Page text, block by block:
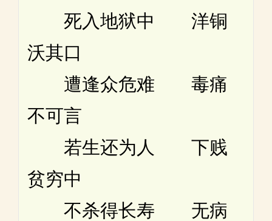
死入地狱中 洋铜
沃其口
遭逢众危难 毒痛
不可言
若生还为人 下贱
贫穷中
不杀得长寿 无病